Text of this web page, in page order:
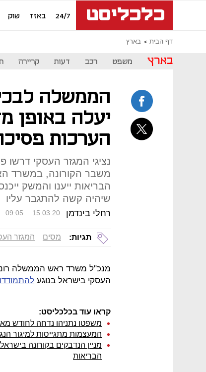
24/7 באזז שוק
דף הבית בארץ
בארץ משפט רכב דעות קריירה
הממשלה
יעלה באופן
הערכות
נציגי המגזר העסקי
משבר הקורונה, במשרד
הבריאות ייענו והמשק
שיהיה קשה להתגבר עליו
רחלי בינדמן 09:05 15.03.20
תגיות: מסים המגזר
מנכ"ל משרד ראש הממשלה
העסקי בישראל בנוגע
קראו עוד בכלכליסט:
משפטו נתניהו נדחה לחודש
המעצמות מתגייסות למיגור
הבריאות